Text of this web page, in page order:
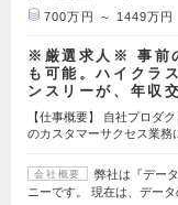
700万円 ～ 1449万円
※厳選求人※ 事前
も可能。ハイクラ
ンスリーが、年収
【仕事概要】 自社プロダ
のカスタマーサクセス業務
会社概要
弊社は『デー
ニーです。 現在は、デー